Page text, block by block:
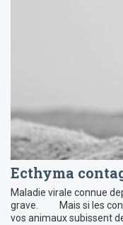
Ecthyma
Maladie virale connue
grave. Mais si les
vos animaux subissent